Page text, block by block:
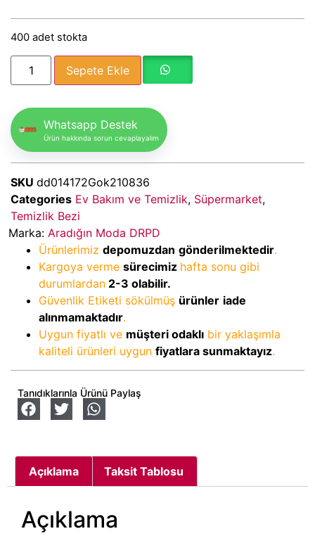
400 adet stokta
Sepete Ekle
Whatsapp Destek
Ürün hakkında sorun cevaplayalım
SKU dd014172Gok210836
Categories Ev Bakım ve Temizlik, Süpermarket,
Temizlik Bezi
Marka: Aradığın Moda DRPD
Ürünlerimiz depomuzdan gönderilmektedir.
Kargoya verme sürecimiz hafta sonu gibi
durumlardan 2-3 olabilir.
Güvenlik Etiketi sökülmüş ürünler iade
alınmamaktadır.
Uygun fiyatlı ve müşteri odaklı bir yaklaşımla
kaliteli ürünleri uygun fiyatlara sunmaktayız.
Tanıdıklarınla Ürünü Paylaş
Açıklama Taksit Tablosu
Açıklama